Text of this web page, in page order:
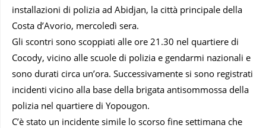
installazioni di polizia ad Abidjan, la città principale della
Costa d’Avorio, mercoledì sera.
Gli scontri sono scoppiati alle ore 21.30 nel quartiere di
Cocody, vicino alle scuole di polizia e gendarmi nazionali e
sono durati circa un’ora. Successivamente si sono registrati
incidenti vicino alla base della brigata antisommossa della
polizia nel quartiere di Yopougon.
C’è stato un incidente simile lo scorso fine settimana che